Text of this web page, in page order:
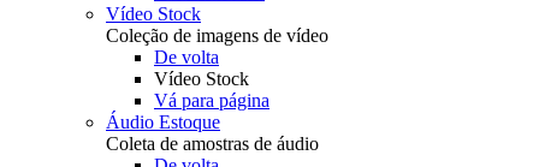
Vídeo Stock
Coleção de imagens de vídeo
De volta
Vídeo Stock
Vá para página
Áudio Estoque
Coleta de amostras de áudio